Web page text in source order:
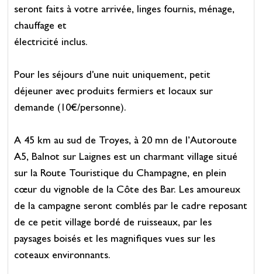
seront faits à votre arrivée, linges fournis, ménage,
chauffage et
électricité inclus.
Pour les séjours d'une nuit uniquement, petit
déjeuner avec produits fermiers et locaux sur
demande (10€/personne).
A 45 km au sud de Troyes, à 20 mn de l’Autoroute
A5, Balnot sur Laignes est un charmant village situé
sur la Route Touristique du Champagne, en plein
cœur du vignoble de la Côte des Bar. Les amoureux
de la campagne seront comblés par le cadre reposant
de ce petit village bordé de ruisseaux, par les
paysages boisés et les magnifiques vues sur les
coteaux environnants.